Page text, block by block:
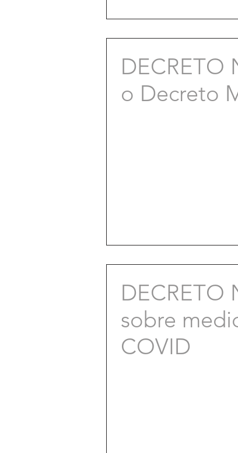
DECRETO
o Decreto
DECRETO
sobre
COVID